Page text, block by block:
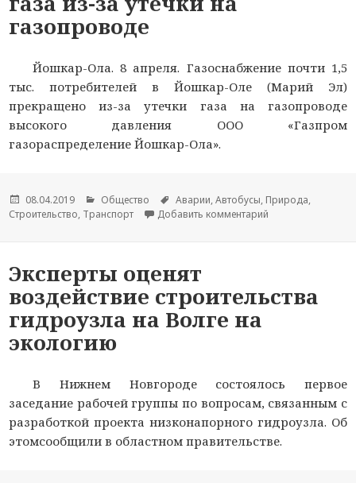
газопроводе
Йошкар-Ола. 8 апреля. Газоснабжение почти 1,5
тыс. потребителей в Йошкар-Оле (Марий Эл)
прекращено из-за утечки газа на газопроводе
высокого давления ООО «Газпром
газораспределение Йошкар-Ола».
Опубликовано
08.04.2019 Рубрики
Общество Метки
Аварии,Автобусы, Природа,
Строительство, Транспорт Добавить комментарий
Эксперты оценят
воздействие строительства
гидроузла на Волге на
экологию
В Нижнем Новгороде состоялось первое
заседание рабочей группы по вопросам, связанным с
разработкой проекта низконапорного гидроузла. Об
этомсообщили в областном правительстве.